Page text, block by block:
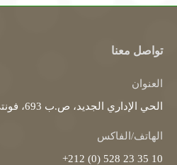
تواصل معنا
العنوان
الحي الإداري الجديد، ص.ب 693، فونتي العليا – أكادير، المغرب
الهاتف/الفاكس
10 35 23 528 (0) 212+